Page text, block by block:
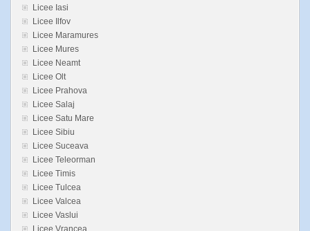
Licee Iasi
Licee Ilfov
Licee Maramures
Licee Mures
Licee Neamt
Licee Olt
Licee Prahova
Licee Salaj
Licee Satu Mare
Licee Sibiu
Licee Suceava
Licee Teleorman
Licee Timis
Licee Tulcea
Licee Valcea
Licee Vaslui
Licee Vrancea